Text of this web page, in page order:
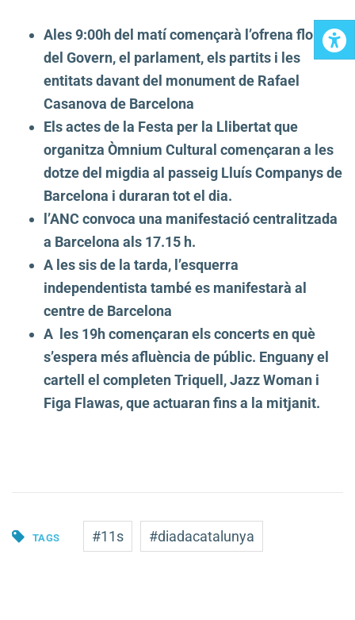
Ales 9:00h del matí començarà l’ofrena floral
del Govern, el parlament, els partits i les
entitats davant del monument de Rafael
Casanova de Barcelona
Els actes de la Festa per la Llibertat que
organitza Òmnium Cultural començaran a les
dotze del migdia al passeig Lluís Companys de
Barcelona i duraran tot el dia.
l’ANC convoca una manifestació centralitzada
a Barcelona als 17.15 h.
A les sis de la tarda, l’esquerra
independentista també es manifestarà al
centre de Barcelona
A les 19h començaran els concerts en què
s’espera més afluència de públic. Enguany el
cartell el completen Triquell, Jazz Woman i
Figa Flawas, que actuaran fins a la mitjanit.
TAGS #11s #diadacatalunya